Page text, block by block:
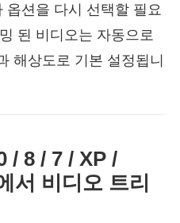
옵션을 다시 선택할 필요
된 비디오는 자동으로
해상도로 기본 설정됩니
/ 8 / 7 / XP /
서 비디오 트리